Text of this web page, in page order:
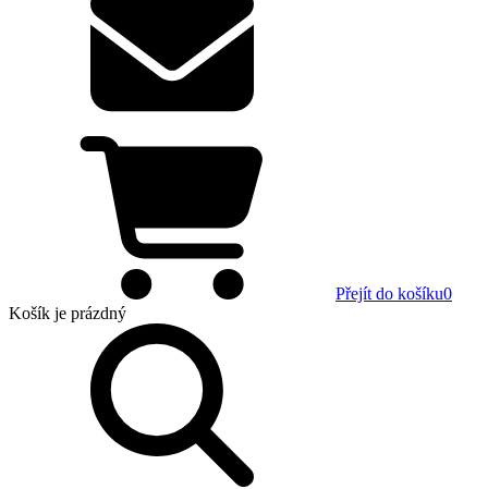
Přejít do košíku0
Košík je prázdný